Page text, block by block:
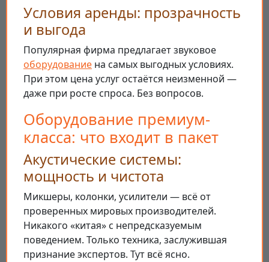
Условия аренды: прозрачность
и выгода
Популярная фирма предлагает звуковое
оборудование на самых выгодных условиях.
При этом цена услуг остаётся неизменной —
даже при росте спроса. Без вопросов.
Оборудование премиум-
класса: что входит в пакет
Акустические системы:
мощность и чистота
Микшеры, колонки, усилители — всё от
проверенных мировых производителей.
Никакого «китая» с непредсказуемым
поведением. Только техника, заслужившая
признание экспертов. Тут всё ясно.